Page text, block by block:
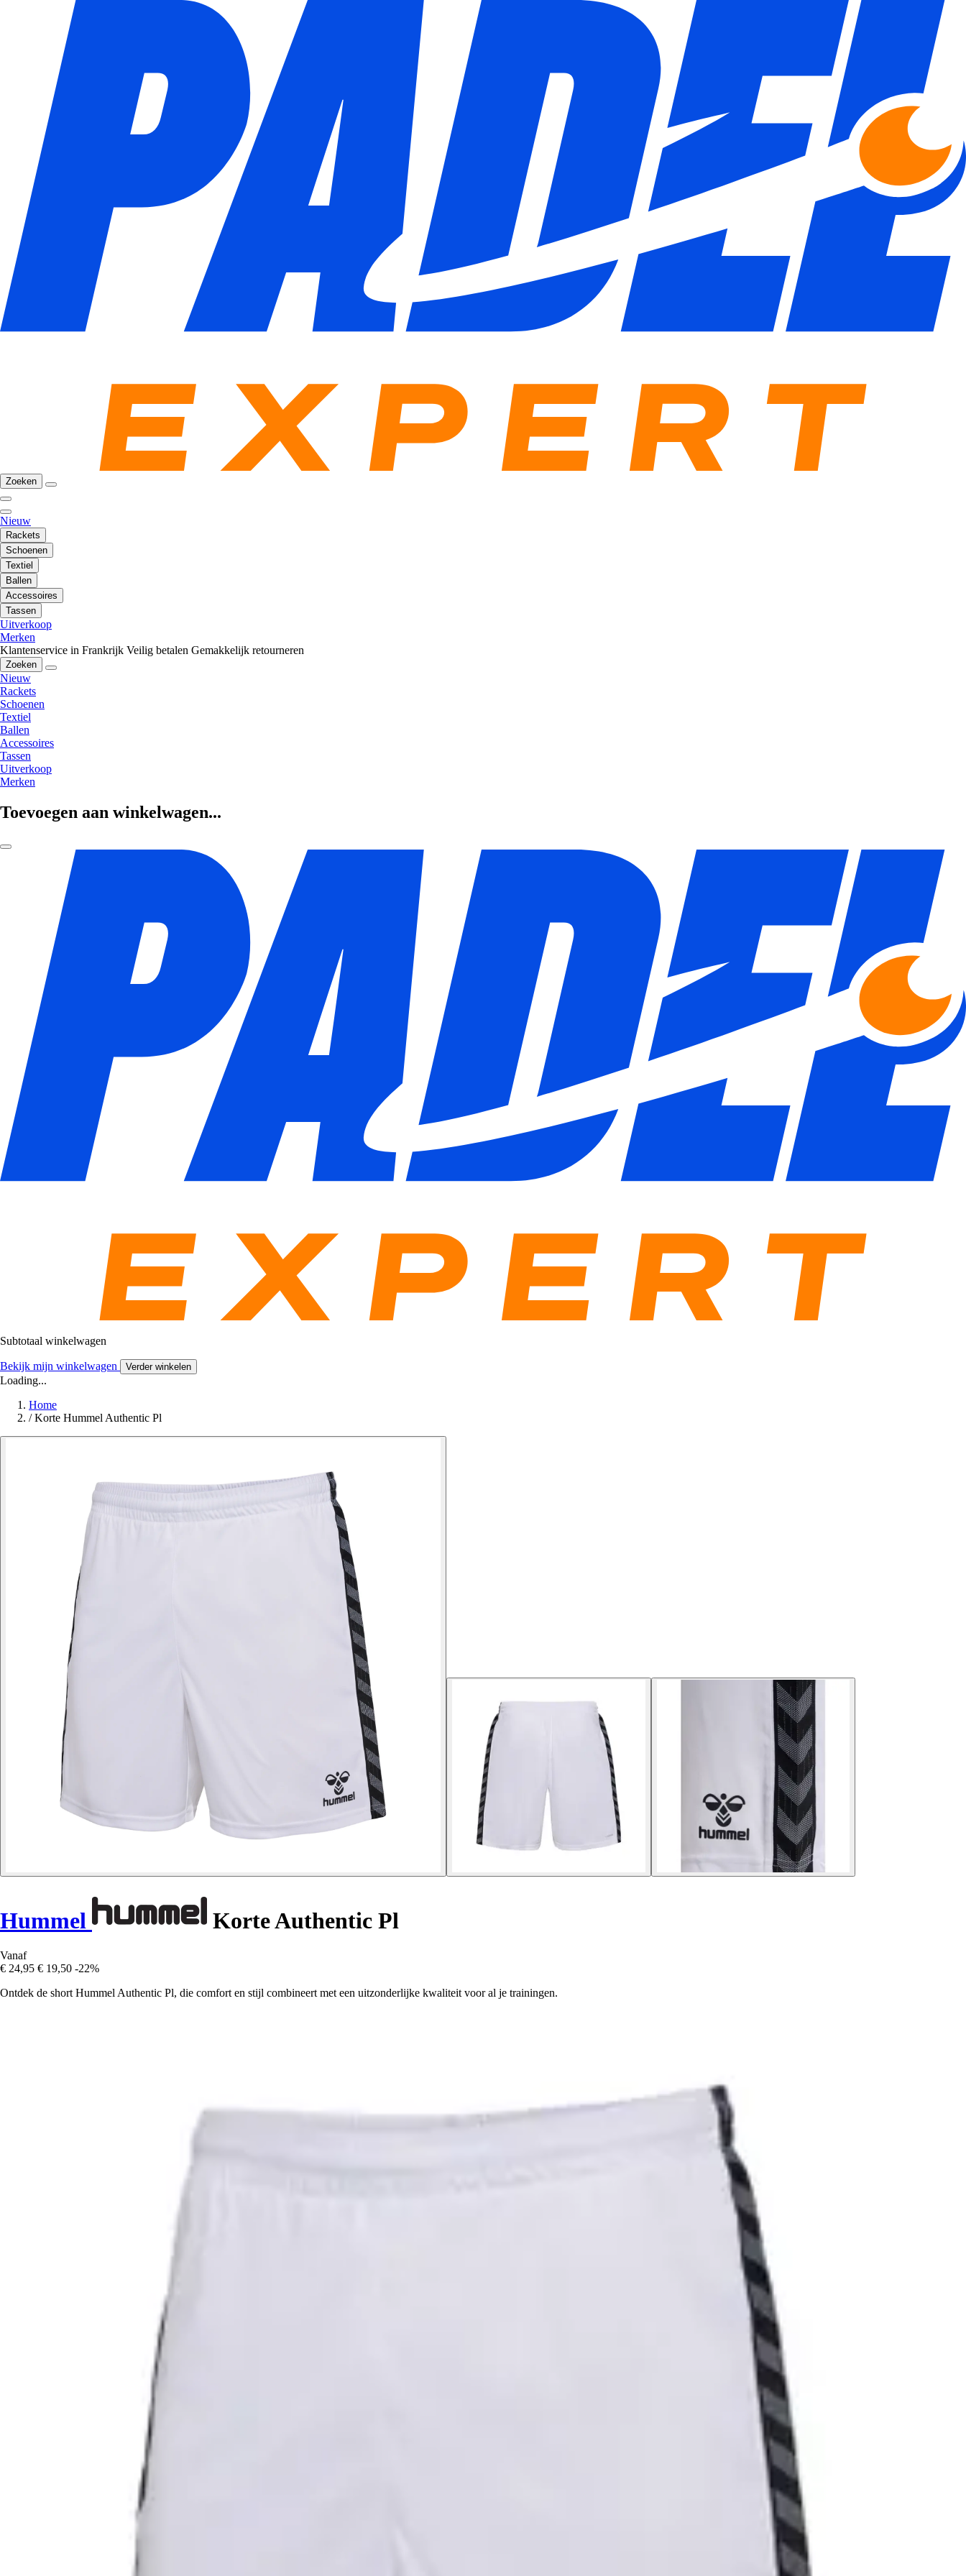
Zoeken
Nieuw
Rackets
Schoenen
Textiel
Ballen
Accessoires
Tassen
Uitverkoop
Merken
Klantenservice in Frankrijk Veilig betalen Gemakkelijk retourneren
Zoeken
Nieuw
Rackets
Schoenen
Textiel
Ballen
Accessoires
Tassen
Uitverkoop
Merken
Toevoegen aan winkelwagen...
Subtotaal winkelwagen
Bekijk mijn winkelwagen Verder winkelen
Loading...
Home
/ Korte Hummel Authentic Pl
Hummel Korte Authentic Pl
Vanaf
€ 24,95 € 19,50 -22%
Ontdek de short Hummel Authentic Pl, die comfort en stijl combineert met een uitzonderlijke kwaliteit voor al je trainingen.